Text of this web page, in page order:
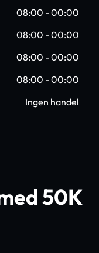
08:00 - 00:00
08:00 - 00:00
08:00 - 00:00
08:00 - 00:00
Ingen handel
50K